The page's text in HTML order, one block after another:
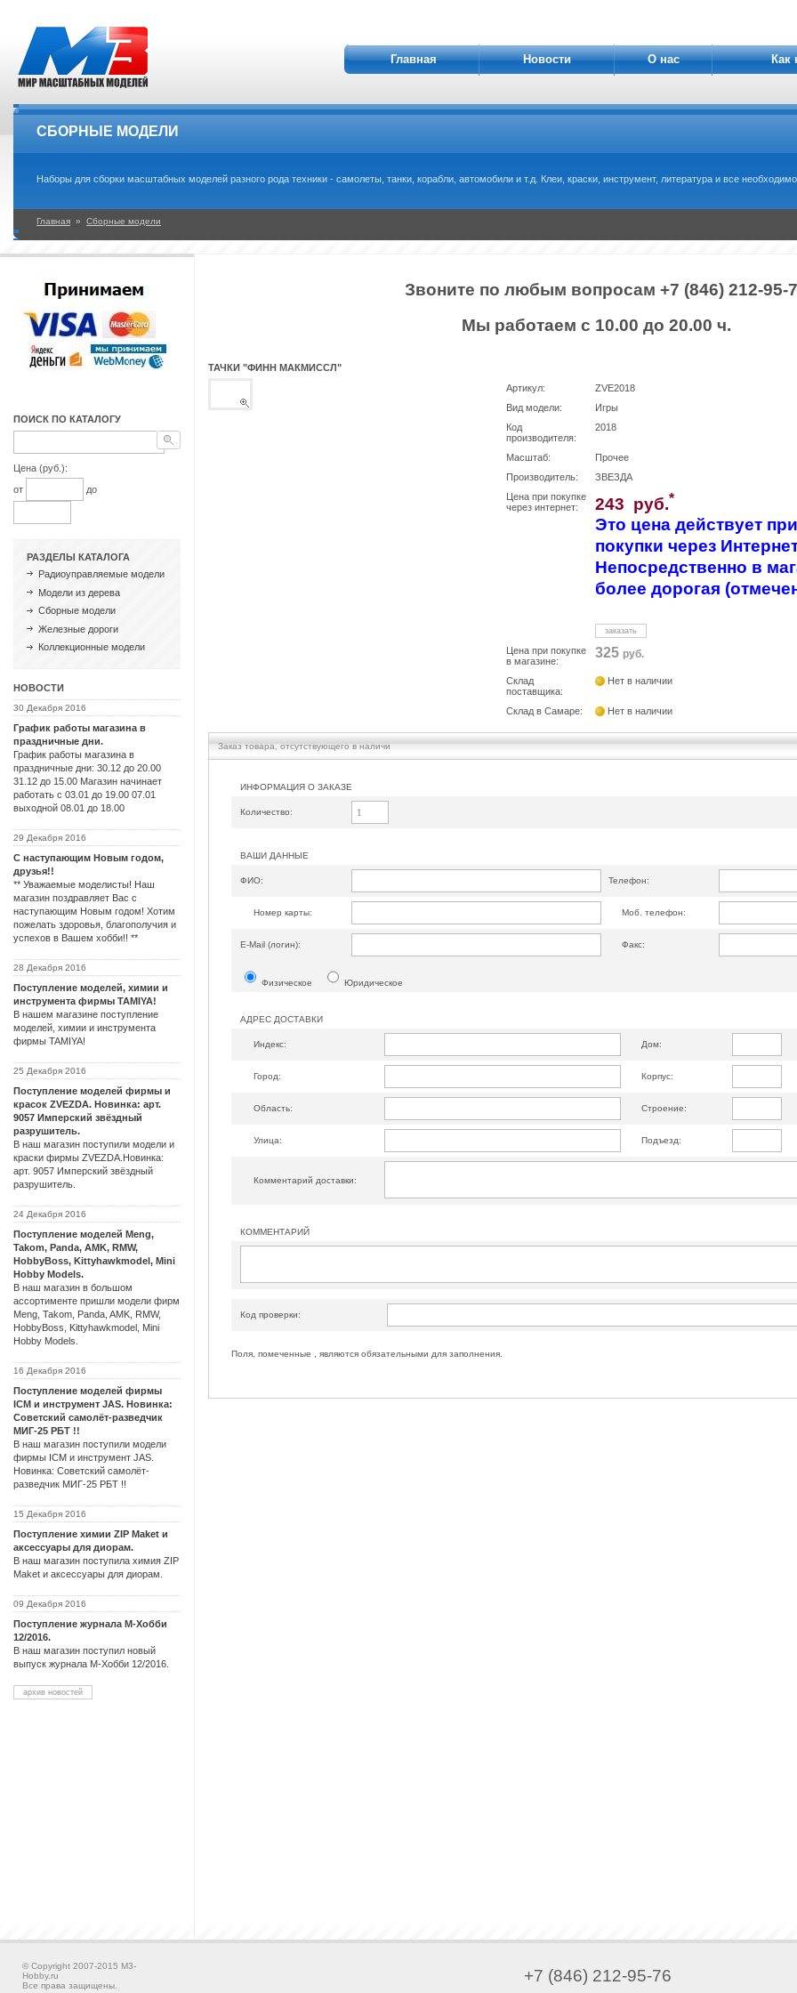
Главная Новости О нас Как
СБОРНЫЕ МОДЕЛИ
Наборы для сборки масштабных моделей разного рода техники - самолеты, танки, корабли, автомобили и т.д. Клеи, краски, инструмент, литература и все
Главная » Сборные модели
ПОИСК ПО КАТАЛОГУ
Цена (руб.):
от
до
РАЗДЕЛЫ КАТАЛОГА
Радиоуправляемые модели
Модели из дерева
Сборные модели
Железные дороги
Коллекционные модели
НОВОСТИ
30 Декабря 2016
График работы магазина в
праздничные дни.
График работы магазина в
праздничные дни: 30.12 до 20.00
31.12 до 15.00 Магазин начинает
работать с 03.01 до 19.00 07.01
выходной 08.01 до 18.00
29 Декабря 2016
С наступающим Новым годом,
друзья!!
** Уважаемые моделисты! Наш
магазин поздравляет Вас с
наступающим Новым годом! Хотим
пожелать здоровья, благополучия и
успехов в Вашем хобби!! **
28 Декабря 2016
Поступление моделей, химии и
инструмента фирмы TAMIYA!
В нашем магазине поступление
моделей, химии и инструмента
фирмы TAMIYA!
25 Декабря 2016
Поступление моделей фирмы и
красок ZVEZDA. Новинка: арт.
9057 Имперский звёздный
разрушитель.
В наш магазин поступили модели и
краски фирмы ZVEZDA.Новинка:
арт. 9057 Имперский звёздный
разрушитель.
24 Декабря 2016
Поступление моделей Meng,
Takom, Panda, AMK, RMW,
HobbyBoss, Kittyhawkmodel, Mini
Hobby Models.
В наш магазин в большом
ассортименте пришли модели фирм
Meng, Takom, Panda, AMK, RMW,
HobbyBoss, Kittyhawkmodel, Mini
Hobby Models.
16 Декабря 2016
Поступление моделей фирмы
ICM и инструмент JAS. Новинка:
Советский самолёт-разведчик
МИГ-25 РБТ !!
В наш магазин поступили модели
фирмы ICM и инструмент JAS.
Новинка: Советский самолёт-
разведчик МИГ-25 РБТ !!
15 Декабря 2016
Поступление химии ZIP Maket и
аксессуары для диорам.
В наш магазин поступила химия ZIP
Maket и аксессуары для диорам.
09 Декабря 2016
Поступление журнала М-Хобби
12/2016.
В наш магазин поступил новый
выпуск журнала М-Хобби 12/2016.
архив новостей
Звоните по любым вопросам +7 (846) 212-95-
Мы работаем с 10.00 до 20.00 ч.
ТАЧКИ "ФИНН МАКМИССЛ"
Артикул:
ZVE2018
Вид модели:
Игры
Код
производителя:
2018
Масштаб:
Прочее
Производитель:
ЗВЕЗДА
Цена при покупке
через интернет:
243 руб.*
Это цена действует
покупки через
Непосредственно в
более дорогая
заказать
Цена при покупке
в магазине:
325 руб.
Склад
поставщика:
Нет в наличии
Склад в Самаре: Нет в наличии
Заказ товара, отсутствующего в наличи
ИНФОРМАЦИЯ О ЗАКАЗЕ
Количество:
ВАШИ ДАННЫЕ
ФИО: Телефон:
Номер карты: Моб. телефон:
Е-Mail (логин): Факс:
Физическое Юридическое
АДРЕС ДОСТАВКИ
Индекс: Дом:
Город: Корпус:
Область: Строение:
Улица: Подъезд:
Комментарий доставки:
КОММЕНТАРИЙ
Код проверки:
Поля, помеченные , являются обязательными для заполнения.
© Copyright 2007-2015 M3-
Hobby.ru
Все права защищены.
+7 (846) 212-95-76